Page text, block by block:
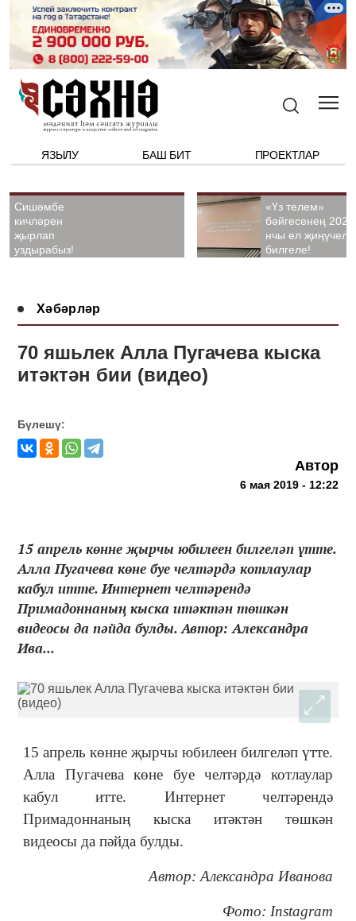
ЯЗЫЛУ БАШ БИТ ПРОЕКТЛАР
Сишәмбе
кичләрен
җырлап
уздырабыз!
«Үз телем»
бәйгесенең 2026
нчы ел
билгеле!
Хәбәрләр
70 яшьлек Алла Пугачева кыска
итәктән бии (видео)
Бүлешү:
Автор
6 мая 2019 - 12:22
15 апрель көнне җырчы юбилеен билгеләп үтте.
Алла Пугачева көне буе челтәрдә котлаулар
кабул итте. Интернет челтәрендә
Примадоннаның кыска итәктән төшкән
видеосы да пәйда булды. Автор: Александра
Ива...
15 апрель көнне җырчы юбилеен билгеләп үтте.
Алла Пугачева көне буе челтәрдә котлаулар
кабул итте. Интернет челтәрендә
Примадоннаның кыска итәктән төшкән
видеосы да пәйда булды.
Автор: Александра Иванова
Фото: Instagram